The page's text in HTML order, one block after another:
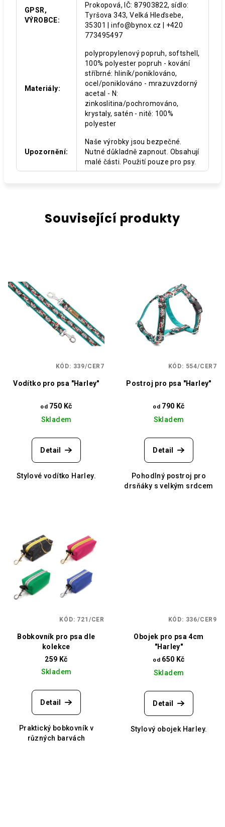
GPSR,
VÝROBCE:
Prokopová, IČ: 87903822, sídlo:
Tyršova 343, Velká Hleďsebe,
35301 | info@bynox.cz | +420
773495497
Materiály:
polypropylenový popruh, softshell,
100% polyester popruh - kování
stříbrné: hliník/poniklováno,
ocel/poniklováno - mrazuvzdorný
acetal - N:
zinkoslitina/pochromováno,
krystaly, satén - nitě: 100%
polyester
Upozornění:
Naše výrobky jsou bezpečné.
Nutné důkladně zapnout. Obsahují
malé části. Použití pouze pro psy.
Související produkty
Vodítko pro psa "Harley"
od 750 Kč
Skladem
Detail
Stylové vodítko Harley.
KÓD: 339/CER7
Postroj pro psa "Harley"
od 790 Kč
Skladem
Detail
Pohodlný postroj pro
drsňáky s velkým srdcem
KÓD: 554/CER7
Bobkovník pro psa dle
kolekce
259 Kč
Skladem
Detail
Praktický bobkovník v
různých barvách
KÓD: 721/CER
Obojek pro psa 4cm
"Harley"
od 650 Kč
Skladem
Detail
Stylový obojek Harley.
KÓD: 336/CER9